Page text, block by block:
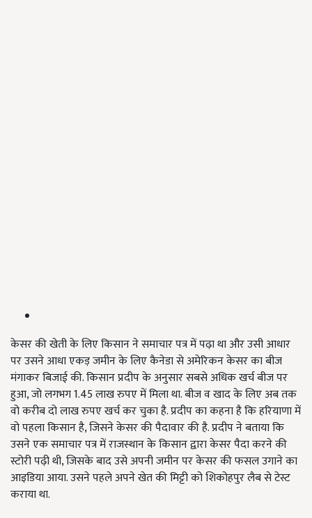
केसर की खेती के लिए किसान ने समाचार पत्र में पढ़ा था और उसी आधार
पर उसने आधा एकड़ जमीन के लिए कैनेडा से अमेरिकन केसर का बीज
मंगाकर बिजाई की. किसान प्रदीप के अनुसार सबसे अधिक खर्च बीज पर
हुआ, जो लगभग 1.45 लाख रुपए में मिला था. बीज व खाद के लिए अब तक
वो करीब दो लाख रुपए खर्च कर चुका है. प्रदीप का कहना है कि हरियाणा में
वो पहला किसान है, जिसने केसर की पैदावार की है. प्रदीप ने बताया कि
उसने एक समाचार पत्र में राजस्थान के किसान द्वारा केसर पैदा करने की
स्टोरी पढ़ी थी, जिसके बाद उसे अपनी जमीन पर केसर की फसल उगाने का
आइडिया आया. उसने पहले अपने खेत की मिट्टी को शिकोहपुर लैब से टेस्ट
कराया था.